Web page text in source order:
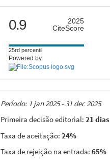
citescore
0.9
2025
CiteScore
25rd percentil
Powered by
Taxas
Período: 1 jan 2025 - 31 dec 2025
Primeira decisão editorial: 21 dias
Taxa de aceitação: 24%
Taxa de rejeição na entrada: 65%